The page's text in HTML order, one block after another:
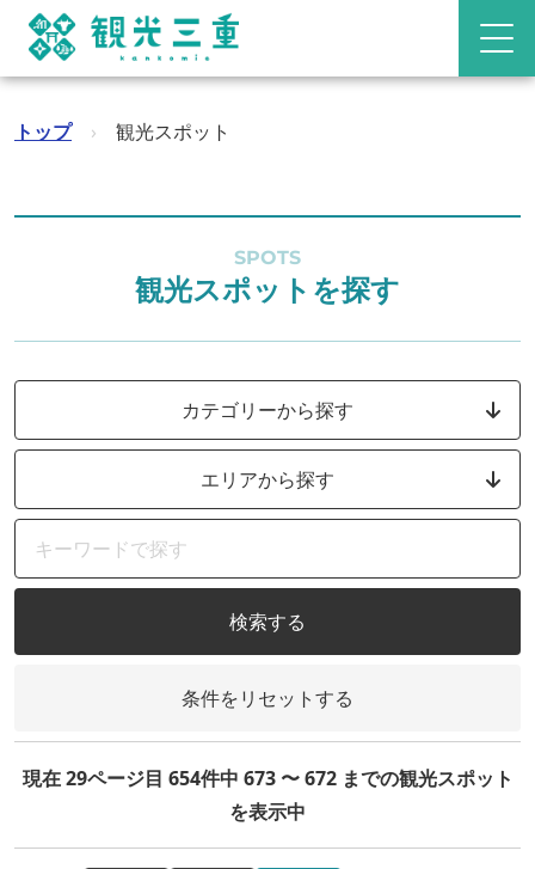
トップ › 観光スポット
SPOTS
観光スポットを探す
カテゴリーから探す
エリアから探す
検索する
条件をリセットする
現在 29ページ目 654件中 673 〜 672 までの観光スポット
を表示中